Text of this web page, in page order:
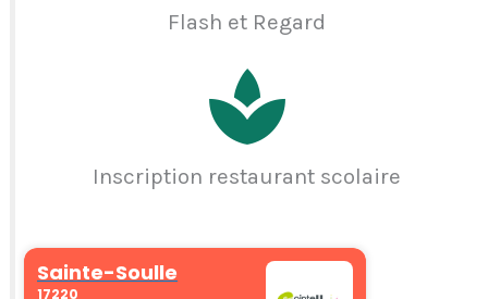
Flash et Regard
Inscription restaurant scolaire